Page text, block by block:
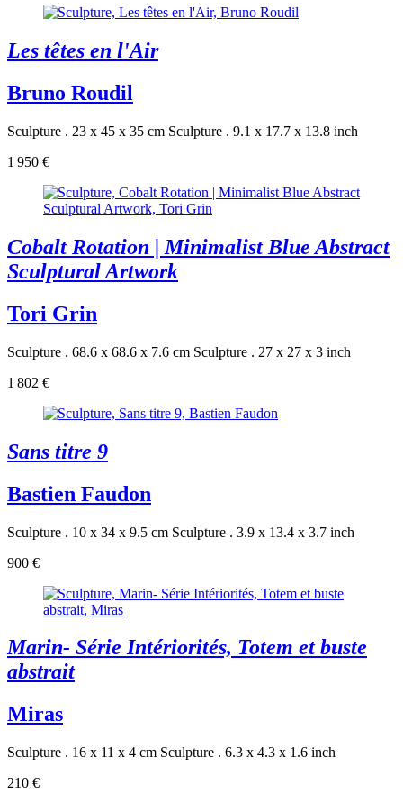
Les têtes en l'Air
Bruno Roudil
Sculpture . 23 x 45 x 35 cm Sculpture . 9.1 x 17.7 x 13.8 inch
1 950 €
Cobalt Rotation | Minimalist Blue Abstract
Sculptural Artwork
Tori Grin
Sculpture . 68.6 x 68.6 x 7.6 cm Sculpture . 27 x 27 x 3 inch
1 802 €
Sans titre 9
Bastien Faudon
Sculpture . 10 x 34 x 9.5 cm Sculpture . 3.9 x 13.4 x 3.7 inch
900 €
Marin- Série Intériorités, Totem et buste
abstrait
Miras
Sculpture . 16 x 11 x 4 cm Sculpture . 6.3 x 4.3 x 1.6 inch
210 €